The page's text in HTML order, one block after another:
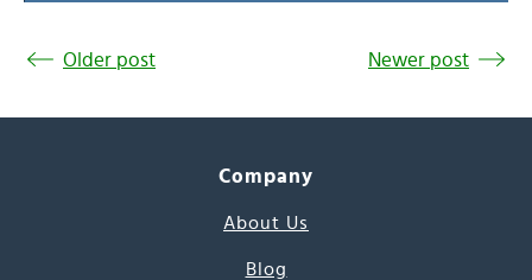
Older post Newer post
Company
About Us
Blog